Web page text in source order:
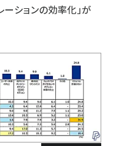
ーションの効率化」が